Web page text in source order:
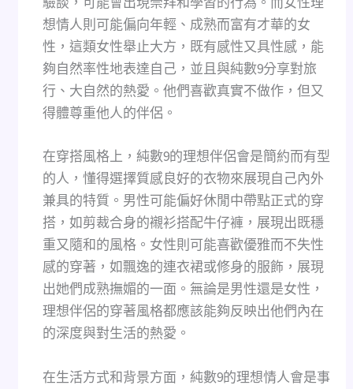
想情人則可能偏向年輕、成熟而富有才華的女
性，這類女性舉止大方，既有感性又具性感，能
夠自然率性地表達自己，並且與純數9分享對旅
行、大自然的熱愛。他們喜歡真實不做作，但又
得體尊重他人的伴侶。
在穿搭風格上，純數9的理想伴侶會是簡約而有型
的人，懂得選擇質感良好的衣物來展現自己內外
兼具的特質。男性可能偏好休閒中帶點正式的穿
搭，如剪裁合身的襯衫搭配牛仔褲，展現出既穩
重又隨和的風格。女性則可能喜歡優雅而不失性
感的穿著，如飄逸的連衣裙或修身的服飾，展現
出她們成熟撫媚的一面。無論是男性還是女性，
理想伴侶的穿著風格都應該能夠反映出他們內在
的深度與對生活的熱愛。
在生活方式和背景方面，純數9的理想情人會是事